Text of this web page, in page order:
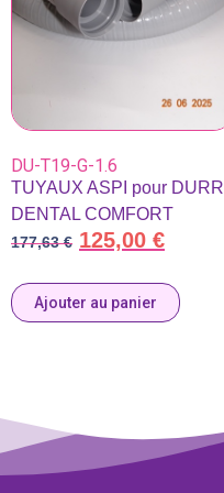
DU-T19-G-1.6
TUYAUX ASPI pour DURR
DENTAL COMFORT
177,63€ 125,00 €
Ajouter au panier